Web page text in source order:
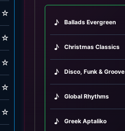
☆
☆
☆
☆
☆
♪ Ballads Evergreen
♪ Christmas Classics
♪ Disco, Funk & Groove
♪ Global Rhythms
♪ Greek Aptaliko